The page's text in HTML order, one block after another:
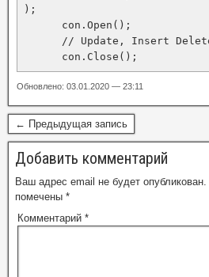
);
      con.Close();
Обновлено: 03.01.2020 — 23:11
← Предыдущая запись
Добавить комментарий
Ваш адрес email не будет опубликован.
помечены *
Комментарий *